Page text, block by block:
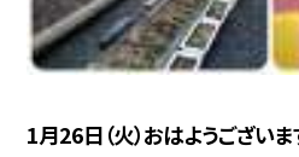
1月26日（火）おはようございま